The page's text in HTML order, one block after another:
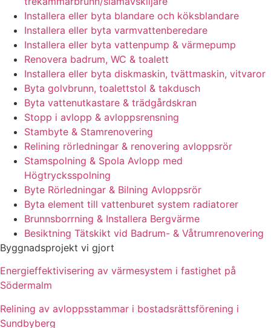
Installera eller byta blandare och köksblandare
Installera eller byta varmvattenberedare
Installera eller byta vattenpump & värmepump
Renovera badrum, WC & toalett
Installera eller byta diskmaskin, tvättmaskin, vitvaror
Byta golvbrunn, toalettstol & takdusch
Byta vattenutkastare & trädgårdskran
Stopp i avlopp & avloppsrensning
Stambyte & Stamrenovering
Relining rörledningar & renovering avloppsrör
Stamspolning & Spola Avlopp med
Högtrycksspolning
Byte Rörledningar & Bilning Avloppsrör
Byta element till vattenburet system radiatorer
Brunnsborrning & Installera Bergvärme
Besiktning Tätskikt vid Badrum- & Våtrumrenovering
Byggnadsprojekt vi gjort
Energieffektivisering av värmesystem i fastighet på
Södermalm
Relining av avloppsstammar i bostadsrättsförening i
Sundbyberg